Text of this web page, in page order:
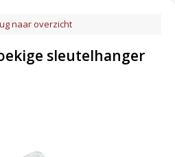
naar overzicht
sleutelhanger